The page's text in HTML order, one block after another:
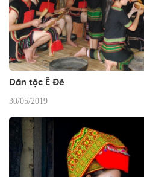
Dân tộc Ê Đê
30/05/2019